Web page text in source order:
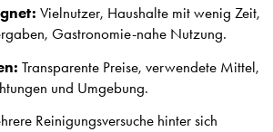
Vielnutzer, Haushalte mit wenig Zeit,
Gastronomie-nahe Nutzung.
Transparente Preise, verwendete Mittel,
und Umgebung.
Reinigungsversuche hinter sich